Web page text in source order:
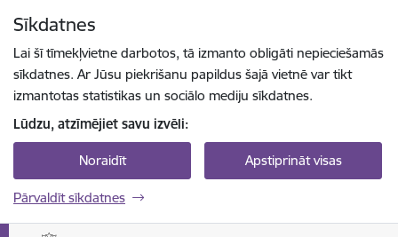
Sīkdatnes
Lai šī tīmekļvietne darbotos, tā izmanto obligāti nepieciešamās
sīkdatnes. Ar Jūsu piekrišanu papildus šajā vietnē var tikt
izmantotas statistikas un sociālo mediju sīkdatnes.
Lūdzu, atzīmējiet savu izvēli:
Noraidīt Apstiprināt visas
Pārvaldīt sīkdatnes